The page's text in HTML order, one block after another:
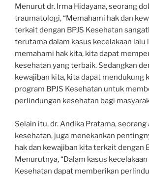
Menurut dr. Irma Hidayana, seorang
traumatologi, “Memahami hak dan
terkait dengan BPJS Kesehatan
terutama dalam kasus kecelakaan lalu
memahami hak kita, kita dapat
kesehatan yang terbaik. Sedangkan
kewajiban kita, kita dapat mendukung
program BPJS Kesehatan untuk
perlindungan kesehatan bagi
Selain itu, dr. Andika Pratama, seorang
kesehatan, juga menekankan
hak dan kewajiban kita terkait dengan
Menurutnya, “Dalam kasus kecelakaan
Kesehatan dapat memberikan